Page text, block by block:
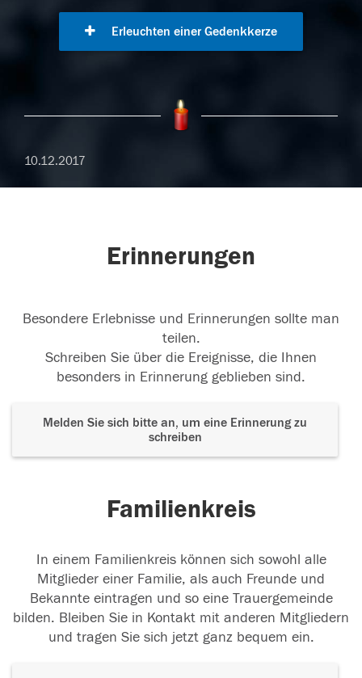
Erleuchten einer Gedenkkerze
10.12.2017
Erinnerungen
Besondere Erlebnisse und Erinnerungen sollte man
teilen.
Schreiben Sie über die Ereignisse, die Ihnen
besonders in Erinnerung geblieben sind.
Melden Sie sich bitte an, um eine Erinnerung zu
schreiben
Familienkreis
In einem Familienkreis können sich sowohl alle
Mitglieder einer Familie, als auch Freunde und
Bekannte eintragen und so eine Trauergemeinde
bilden. Bleiben Sie in Kontakt mit anderen Mitgliedern
und tragen Sie sich jetzt ganz bequem ein.